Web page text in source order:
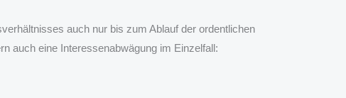
auch nur bis zum Ablauf der ordentlichen
auch eine Interessenabwägung im Einzelfall: